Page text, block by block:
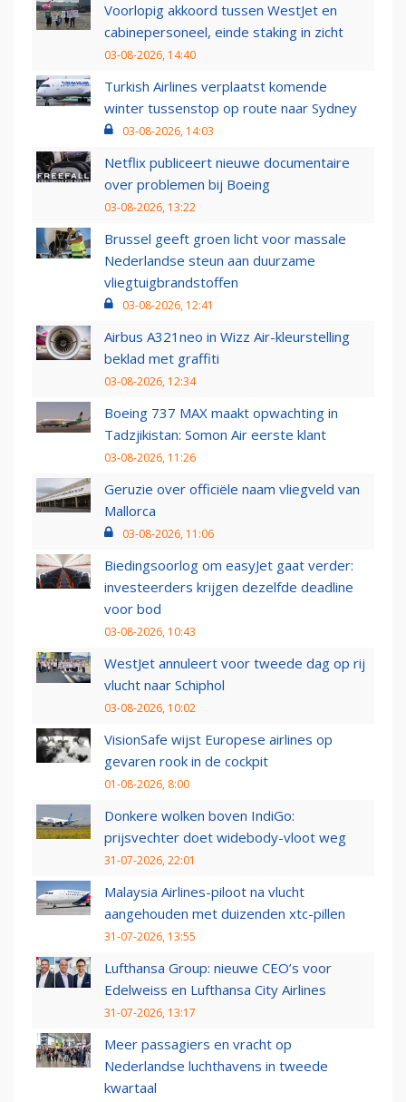
Voorlopig akkoord tussen WestJet en
cabinepersoneel, einde staking in zicht
03-08-2026, 14:40
Turkish Airlines verplaatst komende
winter tussenstop op route naar Sydney
03-08-2026, 14:03
Netflix publiceert nieuwe documentaire
over problemen bij Boeing
03-08-2026, 13:22
Brussel geeft groen licht voor massale
Nederlandse steun aan duurzame
vliegtuigbrandstoffen
03-08-2026, 12:41
Airbus A321neo in Wizz Air-kleurstelling
beklad met graffiti
03-08-2026, 12:34
Boeing 737 MAX maakt opwachting in
Tadzjikistan: Somon Air eerste klant
03-08-2026, 11:26
Geruzie over officiële naam vliegveld van
Mallorca
03-08-2026, 11:06
Biedingsoorlog om easyJet gaat verder:
investeerders krijgen dezelfde deadline
voor bod
03-08-2026, 10:43
WestJet annuleert voor tweede dag op rij
vlucht naar Schiphol
03-08-2026, 10:02
VisionSafe wijst Europese airlines op
gevaren rook in de cockpit
01-08-2026, 8:00
Donkere wolken boven IndiGo:
prijsvechter doet widebody-vloot weg
31-07-2026, 22:01
Malaysia Airlines-piloot na vlucht
aangehouden met duizenden xtc-pillen
31-07-2026, 13:55
Lufthansa Group: nieuwe CEO’s voor
Edelweiss en Lufthansa City Airlines
31-07-2026, 13:17
Meer passagiers en vracht op
Nederlandse luchthavens in tweede
kwartaal